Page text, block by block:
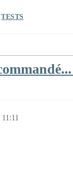
TESTS